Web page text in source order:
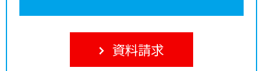
資料請求